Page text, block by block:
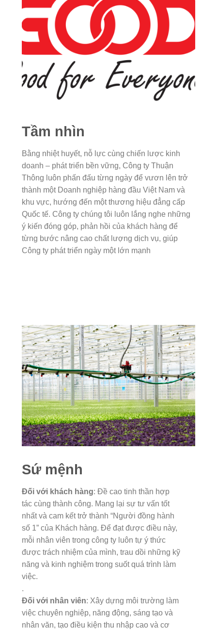
Tầm nhìn
Bằng nhiệt huyết, nỗ lực cùng chiến lược kinh
doanh – phát triển bền vững, Công ty Thuận
Thông luôn phấn đấu từng ngày để vươn lên trở
thành một Doanh nghiệp hàng đầu Việt Nam và
khu vực, hướng đến một thương hiệu đẳng cấp
Quốc tế. Công ty chúng tôi luôn lắng nghe những
ý kiến đóng góp, phản hồi của khách hàng để
từng bước nâng cao chất lượng dịch vụ, giúp
Công ty phát triển ngày một lớn mạnh
Sứ mệnh
Đối với khách hàng: Đề cao tinh thần hợp
tác cùng thành công. Mang lại sự tư vấn tốt
nhất và cam kết trở thành “Người đồng hành
số 1” của Khách hàng. Để đạt được điều này,
mỗi nhân viên trong công ty luôn tự ý thức
được trách nhiệm của mình, trau dồi những kỹ
năng và kinh nghiệm trong suốt quá trình làm
việc.
.
Đối với nhân viên: Xây dựng môi trường làm
việc chuyên nghiệp, năng động, sáng tạo và
nhân văn, tạo điều kiện thu nhập cao và cơ